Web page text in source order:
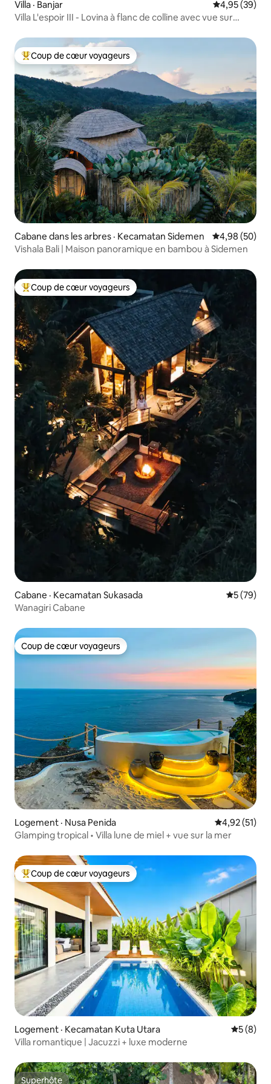
Villa · Banjar Note
4,95 (39)
Villa L'espoir III - Lovina à flanc de colline avec vue sur
Coup de cœur voyageurs parmi les plus aimés
Coup de cœur voyageurs
Cabane dans les arbres · Kecamatan Sidemen Note
4,98 (50)
Vishala Bali | Maison panoramique en bambou à Sidemen
Coup de cœur voyageurs parmi les plus aimés
Coup de cœur voyageurs
Cabane · Kecamatan Sukasada Note
5 (79)
Wanagiri Cabane
Coup de cœur voyageurs
Coup de cœur voyageurs
Logement · Nusa Penida Note
4,92 (51)
Glamping tropical • Villa lune de miel + vue sur la mer
Coup de cœur voyageurs parmi les plus aimés
Coup de cœur voyageurs
Logement · Kecamatan Kuta Utara Note
5 (8)
Villa romantique | Jacuzzi + luxe moderne
Superhôte